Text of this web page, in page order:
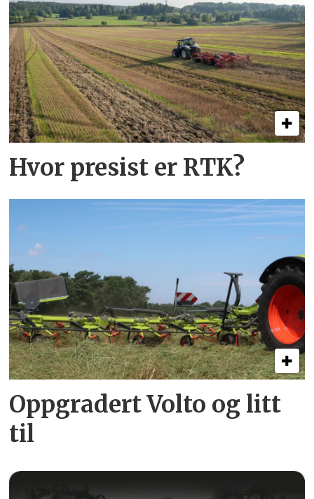
Hvor presist er RTK?
Oppgradert Volto og litt
til